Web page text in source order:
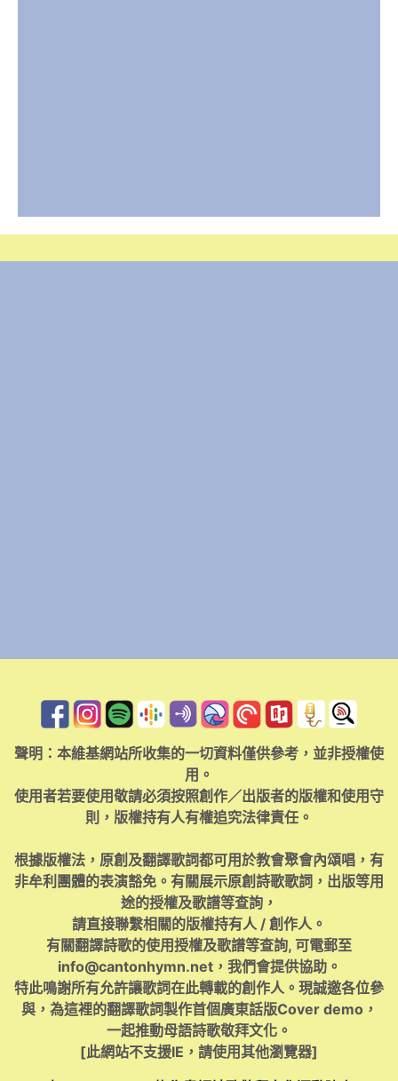
聲明：本維基網站所收集的一切資料僅供參考，並非授權使
用。
使用者若要使用敬請必須按照創作／出版者的版權和使用守
則，版權持有人有權追究法律責任。
根據版權法，原創及翻譯歌詞都可用於教會聚會內頌唱，有
非牟利團體的表演豁免。有關展示原創詩歌歌詞，出版等用
途的授權及歌譜等查詢，
請直接聯繫相關的版權持有人 / 創作人。
有關翻譯詩歌的使用授權及歌譜等查詢, 可電郵至
info@cantonhymn.net，我們會提供協助。
特此鳴謝所有允許讓歌詞在此轉載的創作人。現誠邀各位參
與，為這裡的翻譯歌詞製作首個廣東話版Cover demo，
一起推動母語詩歌敬拜文化。
[此網站不支援IE，請使用其他瀏覽器]